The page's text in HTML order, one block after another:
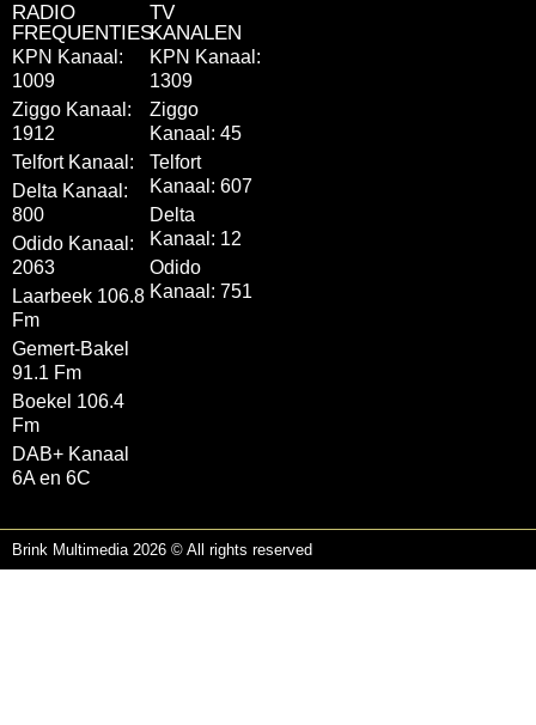
RADIO
FREQUENTIES
KPN Kanaal:
1009
Ziggo Kanaal:
1912
Telfort Kanaal:
Delta Kanaal:
800
Odido Kanaal:
2063
Laarbeek 106.8
Fm
Gemert-Bakel
91.1 Fm
Boekel 106.4
Fm
DAB+ Kanaal
6A en 6C
TV
KANALEN
KPN Kanaal:
1309
Ziggo
Kanaal: 45
Telfort
Kanaal: 607
Delta
Kanaal: 12
Odido
Kanaal: 751
Brink Multimedia 2026 © All rights reserved